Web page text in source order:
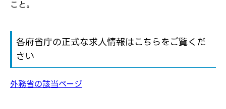
こと。
各府省庁の正式な求人情報はこちらをご覧くだ
さい
外務省の該当ページ